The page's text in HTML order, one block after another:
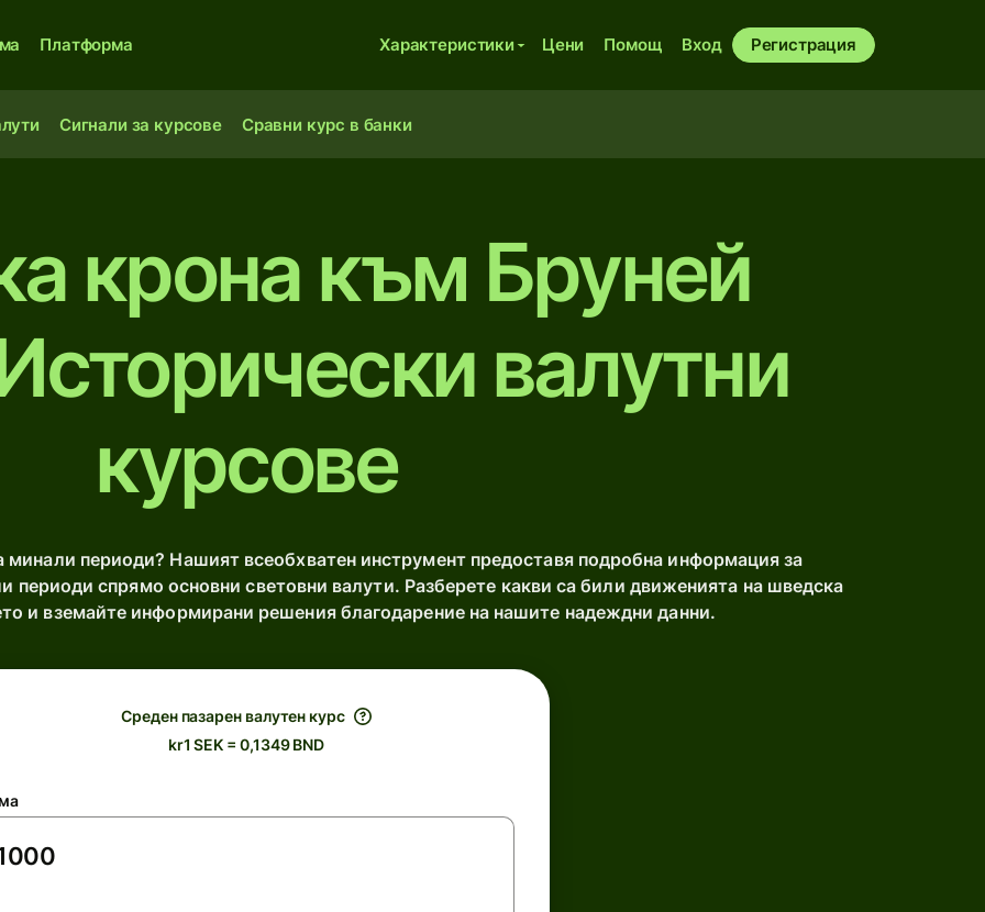
Платформа Характеристики Цени Помощ Вход Регистрация
Сигнали за курсове Сравни курс в банки
крона към Бруней
валутни
курсове
минали периоди? Нашият всеобхватен инструмент предоставя подробна информация за
периоди спрямо основни световни валути. Разберете какви са били движенията на шведска
и вземайте информирани решения благодарение на нашите надеждни данни.
Среден пазарен валутен курс
kr1 SEK = 0,1349 BND